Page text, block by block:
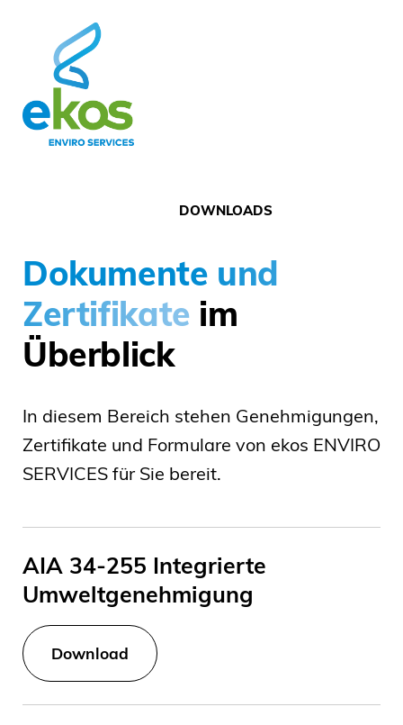
DOWNLOADS
Dokumente und
Zertifikate im
Überblick
In diesem Bereich stehen Genehmigungen,
Zertifikate und Formulare von ekos ENVIRO
SERVICES für Sie bereit.
AIA 34-255 Integrierte
Umweltgenehmigung
Download